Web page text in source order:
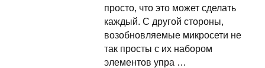
просто, что это может сделать
каждый. С другой стороны,
возобновляемые микросети не
так просты с их набором
элементов упра …